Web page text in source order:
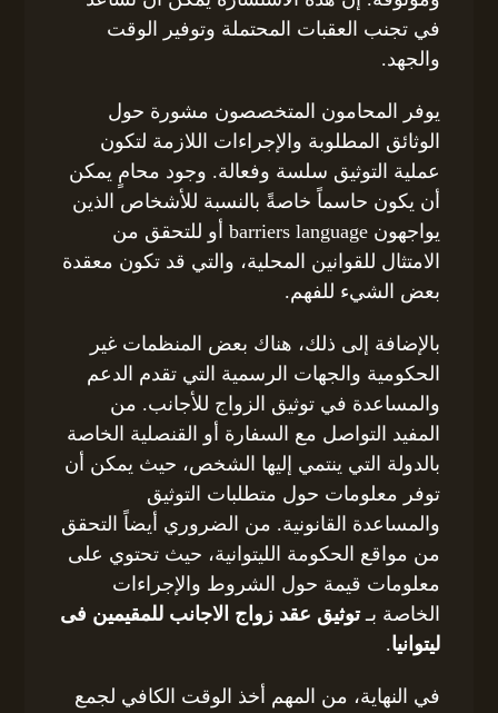
في تجنب العقبات المحتملة وتوفير الوقت
والجهد.
يوفر المحامون المتخصصون مشورة حول
الوثائق المطلوبة والإجراءات اللازمة لتكون
عملية التوثيق سلسة وفعالة. وجود محامٍ يمكن
أن يكون حاسماً خاصةً بالنسبة للأشخاص الذين
يواجهون barriers language أو للتحقق من
الامتثال للقوانين المحلية، والتي قد تكون معقدة
بعض الشيء للفهم.
بالإضافة إلى ذلك، هناك بعض المنظمات غير
الحكومية والجهات الرسمية التي تقدم الدعم
والمساعدة في توثيق الزواج للأجانب. من
المفيد التواصل مع السفارة أو القنصلية الخاصة
بالدولة التي ينتمي إليها الشخص، حيث يمكن أن
توفر معلومات حول متطلبات التوثيق
والمساعدة القانونية. من الضروري أيضاً التحقق
من مواقع الحكومة الليتوانية، حيث تحتوي على
معلومات قيمة حول الشروط والإجراءات
الخاصة بـتوثيق عقد زواج الاجانب للمقيمين فى
ليتوانيا.
في النهاية، من المهم أخذ الوقت الكافي لجمع